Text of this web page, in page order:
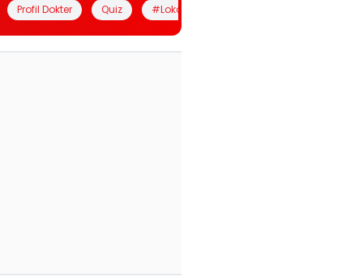
Profil Dokter Quiz #LokalBerdaya